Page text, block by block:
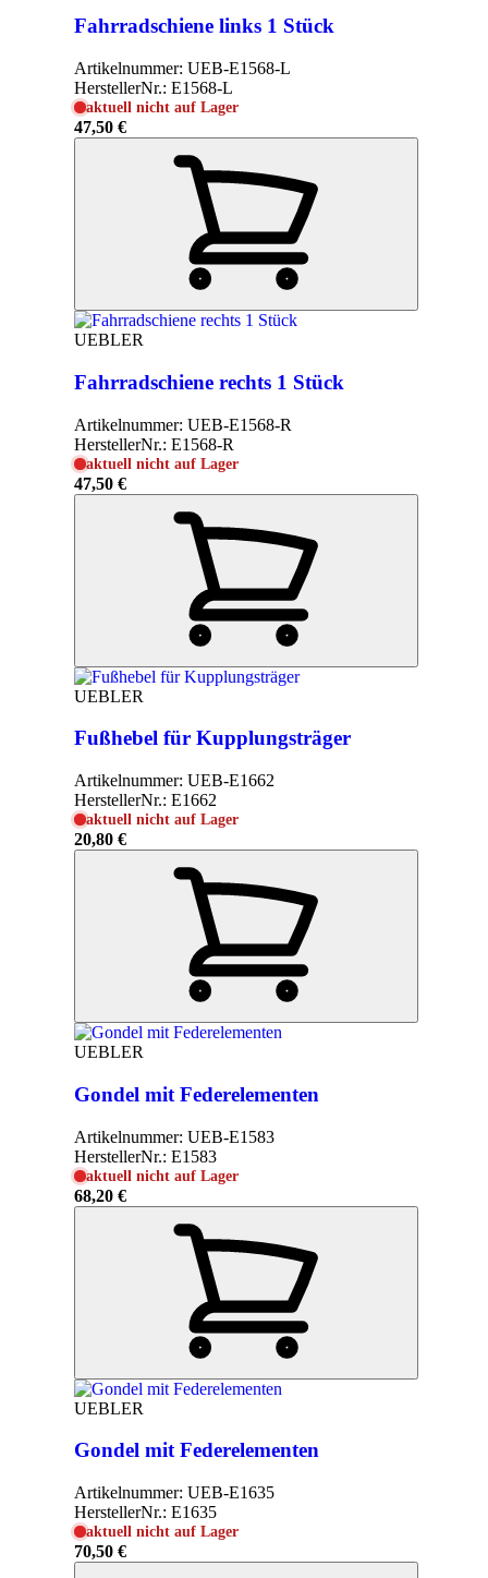
Fahrradschiene links 1 Stück
Artikelnummer: UEB-E1568-L
HerstellerNr.: E1568-L
aktuell nicht auf Lager
47,50 €
UEBLER
Fahrradschiene rechts 1 Stück
Artikelnummer: UEB-E1568-R
HerstellerNr.: E1568-R
aktuell nicht auf Lager
47,50 €
UEBLER
Fußhebel für Kupplungsträger
Artikelnummer: UEB-E1662
HerstellerNr.: E1662
aktuell nicht auf Lager
20,80 €
UEBLER
Gondel mit Federelementen
Artikelnummer: UEB-E1583
HerstellerNr.: E1583
aktuell nicht auf Lager
68,20 €
UEBLER
Gondel mit Federelementen
Artikelnummer: UEB-E1635
HerstellerNr.: E1635
aktuell nicht auf Lager
70,50 €